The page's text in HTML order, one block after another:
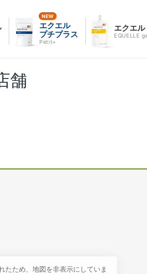
エクエル
プチプラス
Petit+
エクエル
EQUELLE
舗
たため、地図を非表示にしていま